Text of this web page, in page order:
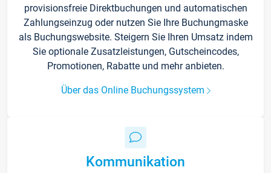
provisionsfreie Direktbuchungen und automatischen
Zahlungseinzug oder nutzen Sie Ihre Buchungmaske
als Buchungswebsite. Steigern Sie Ihren Umsatz indem
Sie optionale Zusatzleistungen, Gutscheincodes,
Promotionen, Rabatte und mehr anbieten.
Über das Online Buchungssystem
Kommunikation